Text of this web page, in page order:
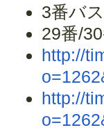
3番バ
29番/
http://
http://